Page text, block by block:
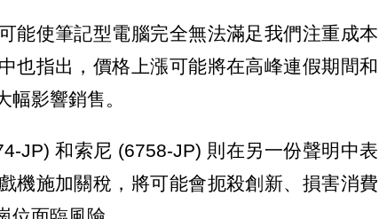
能使筆記型電腦完全無法滿足我們注重成本
也指出，價格上漲可能將在高峰連假期間和
影響銷售。
JP) 和索尼 (6758-JP) 則在另一份聲明中表
機施加關稅，將可能會扼殺創新、損害消費